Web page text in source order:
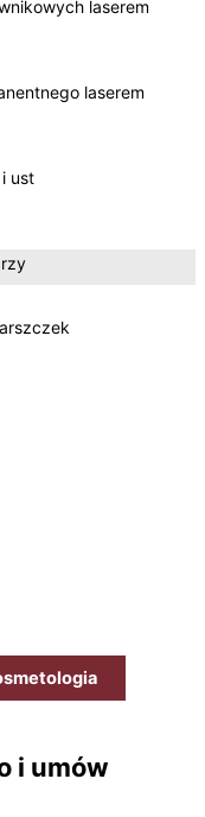
laserem
laserem
ust
i umów